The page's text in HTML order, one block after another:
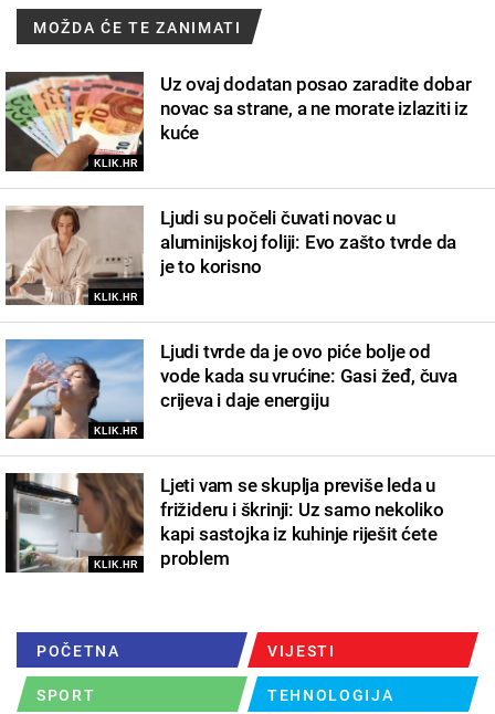
MOŽDA ĆE TE ZANIMATI
KLIK.HR
Uz ovaj dodatan posao zaradite dobar
novac sa strane, a ne morate izlaziti iz
kuće
KLIK.HR
Ljudi su počeli čuvati novac u
aluminijskoj foliji: Evo zašto tvrde da
je to korisno
KLIK.HR
Ljudi tvrde da je ovo piće bolje od
vode kada su vrućine: Gasi žeđ, čuva
crijeva i daje energiju
KLIK.HR
Ljeti vam se skuplja previše leda u
frižideru i škrinji: Uz samo nekoliko
kapi sastojka iz kuhinje riješit ćete
problem
POČETNA VIJESTI
SPORT TEHNOLOGIJA